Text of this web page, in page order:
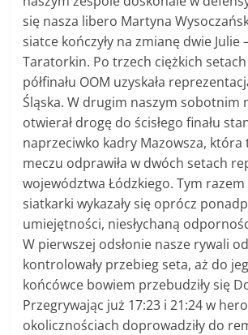
się nasza libero Martyna
siatce kończyły na zmianę dwie Julie
Taratorkin. Po trzech ciężkich
półfinału OOM uzyskała
Śląska. W drugim naszym sobotnim
otwierał drogę do ścisłego finału
naprzeciwko kadry Mazowsza,
meczu odprawiła w dwóch setach
województwa Łódzkiego. Tym razem
siatkarki wykazały się oprócz
umiejętności, niesłychaną
W pierwszej odsłonie nasze rywali
kontrolowały przebieg seta, aż do
końcówce bowiem przebudziły się
Przegrywając już 17:23 i 21:24 w
okolicznościach doprowadziły do